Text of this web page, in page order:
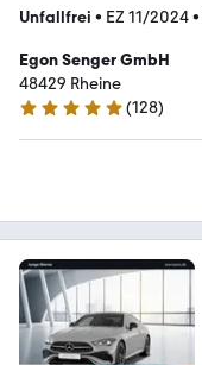
Unfallfrei • EZ 11/2024•
Egon Senger GmbH
48429 Rheine
4.8 Sterne
(128)